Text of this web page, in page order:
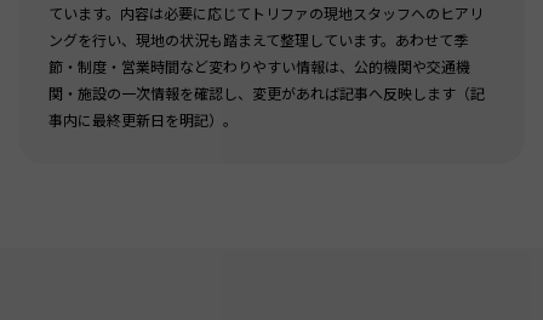
ています。内容は必要に応じてトリファの現地スタッフへのヒアリ
ングを行い、現地の状況も踏まえて整理しています。あわせて季
節・制度・営業時間など変わりやすい情報は、公的機関や交通機
関・施設の一次情報を確認し、変更があれば記事へ反映します（記
事内に最終更新日を明記）。